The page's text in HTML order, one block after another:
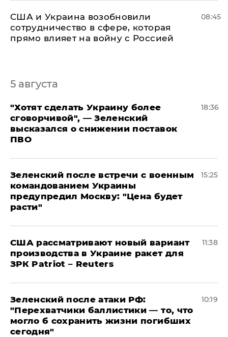
США и Украина возобновили
сотрудничество в сфере, которая
прямо влияет на войну с Россией
08:45
5 августа
​"Хотят сделать Украину более
сговорчивой", — Зеленский
высказался о снижении поставок
ПВО
18:36
Зеленский после встречи с военным
командованием Украины
предупредил Москву: "Цена будет
расти"
15:25
США рассматривают новый вариант
производства в Украине ракет для
ЗРК Patriot – Reuters
11:38
Зеленский после атаки РФ:
"Перехватчики баллистики — то, что
могло б сохранить жизни погибших
сегодня"
10:19